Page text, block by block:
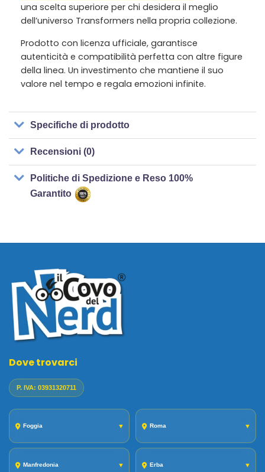
una scelta superiore per chi desidera il meglio
dell’universo Transformers nella propria collezione.
Prodotto con licenza ufficiale, garantisce
autenticità e compatibilità perfetta con altre figure
della linea. Un investimento che mantiene il suo
valore nel tempo e regala emozioni infinite.
Specifiche di prodotto
Recensioni (0)
Politiche di Spedizione e Reso 100%
Garantito
Dove trovarci
P. IVA: 03931320711
Foggia ▼ Roma ▼
Manfredonia ▼ Erba ▼